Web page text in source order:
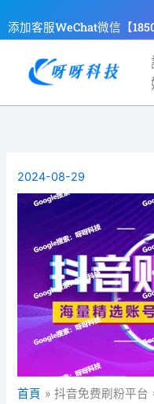
至
容
添加客服WeChat微信【
2024-08-29
首頁 抖音免费刷粉平台